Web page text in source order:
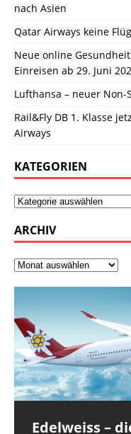
nach Asien
Qatar Airways keine
Neue online
Einreisen ab 29. Juni
Lufthansa – neuer
Rail&Fly DB 1. Klasse
Airways
KATEGORIEN
ARCHIV
Edelweiss –